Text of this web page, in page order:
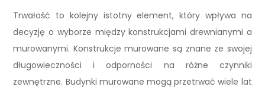
Trwałość to kolejny istotny element, który wpływa na
decyzję o wyborze między konstrukcjami drewnianymi a
murowanymi. Konstrukcje murowane są znane ze swojej
długowieczności i odporności na różne czynniki
zewnętrzne. Budynki murowane mogą przetrwać wiele lat